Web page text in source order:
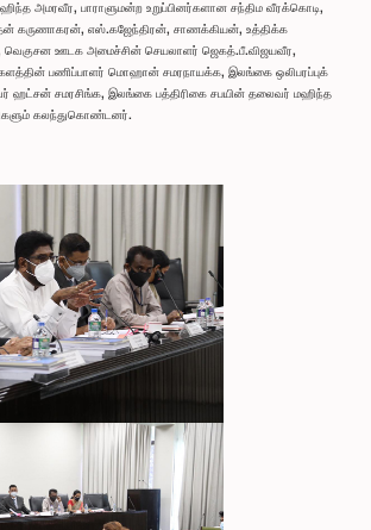
அமரவீர, பாராளுமன்ற உறுப்பினர்களான சந்திம வீரக்கொடி,
கருணாகரன், எஸ்.கஜேந்திரன், சாணக்கியன், உத்திக்க
வெகுசன ஊடக அமைச்சின் செயலாளர் ஜெகத்.பீ.விஜயவீர,
பணிப்பாளர் மொஹான் சமரநாயக்க, இலங்கை ஒலிபரப்புக்
ஹட்சன் சமரசிங்க, இலங்கை பத்திரிகை சபயின் தலைவர் மஹிந்த
கலந்துகொண்டனர்.